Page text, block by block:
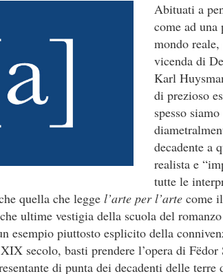
Abituati a
come ad
mondo
vicenda di
Karl
di prezioso
spesso
decadente a
realista e
tutte le
quella che legge l’arte per l’arte come
ultime vestigia della scuola del
esempio piuttosto esplicito della
secolo, basti prendere l’opera di Fëdor
di punta dei decadenti delle